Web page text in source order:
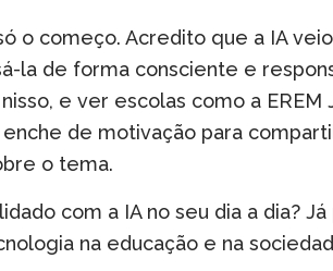
o começo. Acredito que a IA
la de forma consciente e
e ver escolas como a EREM
de motivação para
o tema.
com a IA no seu dia a dia?
na educação e na